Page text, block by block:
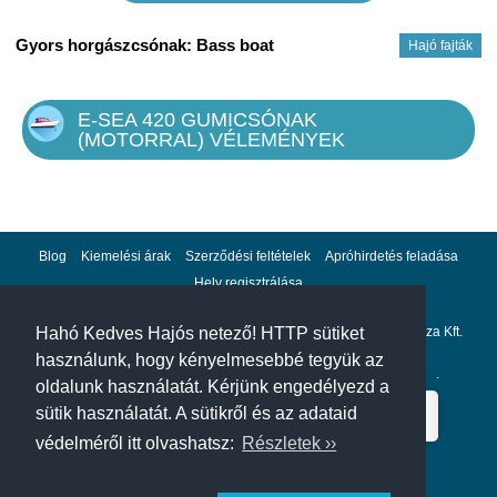
Hahó Kedves Hajós netező! HTTP sütiket
használunk, hogy kényelmesebbé tegyük az
oldalunk használatát. Kérjünk engedélyezd a
sütik használatát. A sütikről és az adataid
védelméről itt olvashatsz: Részletek ››
Hajó fajták
Gyors horgászcsónak: Bass boat
E-SEA 420 GUMICSÓNAK
(MOTORRAL) VÉLEMÉNYEK
Blog Kiemelési árak Szerződési feltételek
Apróhirdetés feladása
Hely regisztrálása
Adatvédelem Impresszum A hahohajo.hu kiadója a GlobalPlaza Kft.
A hahohajo.hu online bankkártyás fizetési partnere az .